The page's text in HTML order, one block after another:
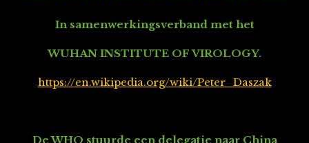
In samenwerkingsverband met het
WUHAN INSTITUTE OF VIROLOGY.
https://en.wikipedia.org/wiki/Peter_Daszak
De WHO stuurde een delegatie naar China